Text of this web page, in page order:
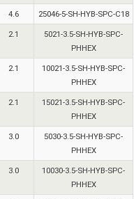
4.6 25046-5-SH-HYB-SPC-C18
2.1
5021-3.5-SH-HYB-SPC-
PHHEX
2.1
10021-3.5-SH-HYB-SPC-
PHHEX
2.1
15021-3.5-SH-HYB-SPC-
PHHEX
3.0
5030-3.5-SH-HYB-SPC-
PHHEX
3.0
10030-3.5-SH-HYB-SPC-
PHHEX